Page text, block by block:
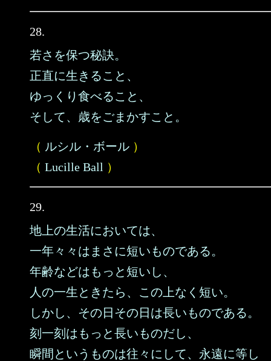
28.
若さを保つ秘訣。
正直に生きること、
ゆっくり食べること、
そして、歳をごまかすこと。
（ ルシル・ボール ）
（ Lucille Ball ）
29.
地上の生活においては、
一年々々はまさに短いものである。
年齢などはもっと短いし、
人の一生ときたら、この上なく短い。
しかし、その日その日は長いものである。
刻一刻はもっと長いものだし、
瞬間というものは往々にして、永遠に等し